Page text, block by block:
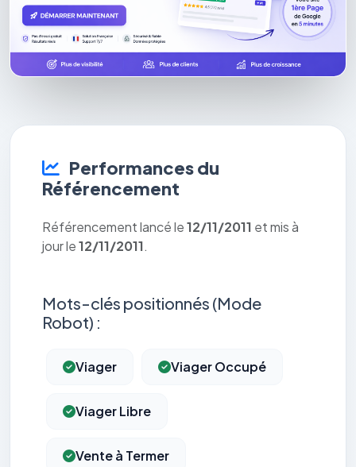
Performances du
Référencement
Référencement lancé le12/11/2011 et mis à
jour le12/11/2011.
Mots-clés positionnés (Mode
Robot) :
Viager Viager Occupé
Viager Libre
Vente à Termer